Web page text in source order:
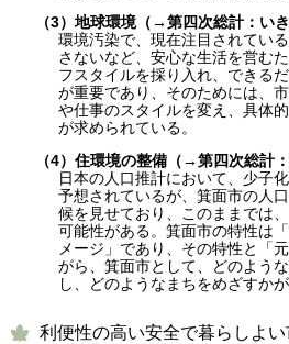
（3）地球環境（→第四次総計：い
環境汚染で、現在注目されてい
さないなど、安心な生活を営む
フスタイルを採り入れ、できる
が重要であり、そのためには、
や仕事のスタイルを変え、具体
が求められている。
（4）住環境の整備（→第四次総計
日本の人口推計において、少子
予想されているが、箕面市の人
候を見せており、このままでは
可能性がある。箕面市の特性は
メージ」であり、その特性と「
がら、箕面市として、どのよう
し、どのようなまちをめざすか
利便性の高い安全で暮らしよ